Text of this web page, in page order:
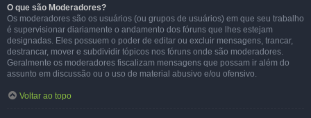
O que são Moderadores?
Os moderadores são os usuários (ou grupos de usuários) em que seu trabalho
é supervisionar diariamente o andamento dos fóruns que lhes estejam
designadas. Eles possuem o poder de editar ou excluir mensagens, trancar,
destrancar, mover e subdividir tópicos nos fóruns onde são moderadores.
Geralmente os moderadores fiscalizam mensagens que possam ir além do
assunto em discussão ou o uso de material abusivo e/ou ofensivo.
Voltar ao topo